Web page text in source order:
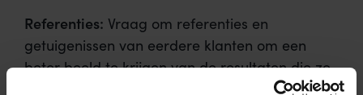
Referenties: Vraag om referenties en
getuigenissen van eerdere klanten om een
beter beeld te krijgen van de resultaten die ze